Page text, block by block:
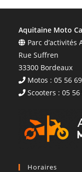
Aquitaine Moto
Parc d’activités
Rue Suffren
33300 Bordeaux
Motos : 05 56
Scooters : 05
Horaires